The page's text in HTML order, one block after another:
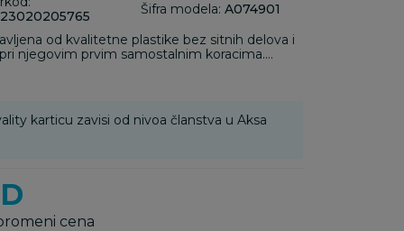
Šifra modela: A074901
od kvalitetne plastike bez sitnih delova i
koracima.
karticu zavisi od nivoa članstva u Aksa
cena